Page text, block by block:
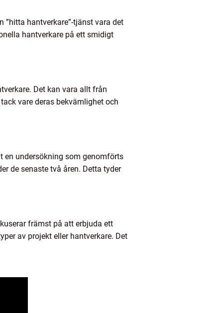
”hitta hantverkare”-tjänst vara det
hantverkare på ett smidigt
Det kan vara allt från
vare deras bekvämlighet och
en undersökning som genomförts
de senaste två åren. Detta tyder
främst på att erbjuda ett
av projekt eller hantverkare. Det